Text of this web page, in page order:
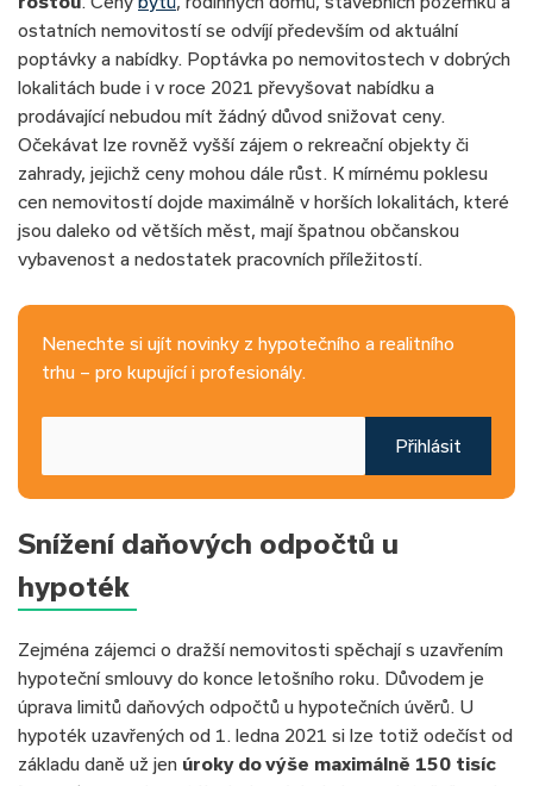
ostatních nemovitostí se odvíjí především od aktuální
poptávky a nabídky. Poptávka po nemovitostech v dobrých
lokalitách bude i v roce 2021 převyšovat nabídku a
prodávající nebudou mít žádný důvod snižovat ceny.
Očekávat lze rovněž vyšší zájem o rekreační objekty či
zahrady, jejichž ceny mohou dále růst. K mírnému poklesu
cen nemovitostí dojde maximálně v horších lokalitách, které
jsou daleko od větších měst, mají špatnou občanskou
vybavenost a nedostatek pracovních příležitostí.
Nenechte si ujít novinky z hypotečního a realitního
trhu – pro kupující i profesionály.
Přihlásit
Snížení daňových odpočtů u
hypoték
Zejména zájemci o dražší nemovitosti spěchají s uzavřením
hypoteční smlouvy do konce letošního roku. Důvodem je
úprava limitů daňových odpočtů u hypotečních úvěrů. U
hypoték uzavřených od 1. ledna 2021 si lze totiž odečíst od
základu daně už jen úroky do výše maximálně 150 tisíc